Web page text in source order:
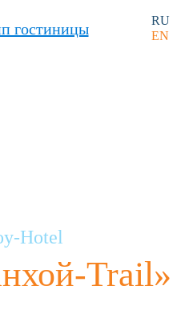
RU
EN
Hotel
Trail»